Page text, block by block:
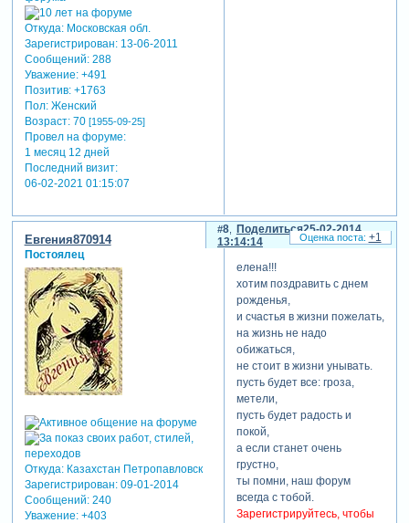
Откуда:Московская обл.
Зарегистрирован: 13-06-2011
Сообщений:288
Уважение: +491
Позитив: +1763
Пол:Женский
Возраст:70 [1955-09-25]
Провел на форуме:
1 месяц 12 дней
Последний визит:
06-02-2021 01:15:07
Поделиться
8
25-02-2014
13:14:14
Евгения870914
Постоялец
Откуда:Казахстан Петропавловск
Зарегистрирован: 09-01-2014
Сообщений:240
Уважение: +403
елена!!!
хотим поздравить с днем
рожденья,
и счастья в жизни пожелать,
на жизнь не надо
обижаться,
не стоит в жизни унывать.
пусть будет все: гроза,
метели,
пусть будет радость и
покой,
а если станет очень
грустно,
ты помни, наш форум
всегда с тобой.
Зарегистрируйтесь, чтобы
+1